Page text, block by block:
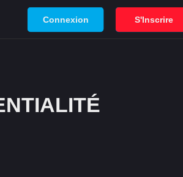
Connexion S'Inscrire